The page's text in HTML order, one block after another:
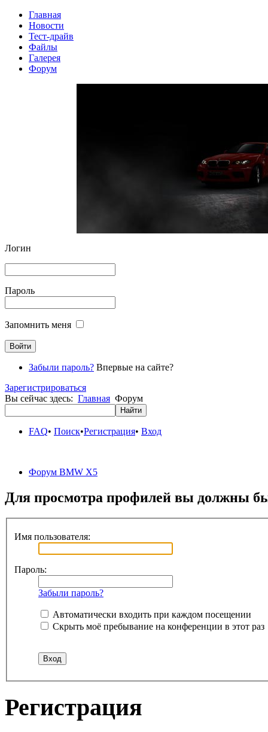
Главная
Новости
Тест-драйв
Файлы
Галерея
Форум
Логин
Пароль
Запомнить меня
Забыли пароль? Впервые на сайте?
Зарегистрироваться
Вы сейчас здесь: Главная Форум
FAQ• Поиск•Регистрация• Вход
Форум BMW X5
Для просмотра профилей вы должны
Имя пользователя:
Пароль:
Забыли пароль?
Автоматически входить при каждом посещении
Скрыть моё пребывание на конференции в этот раз
Регистрация